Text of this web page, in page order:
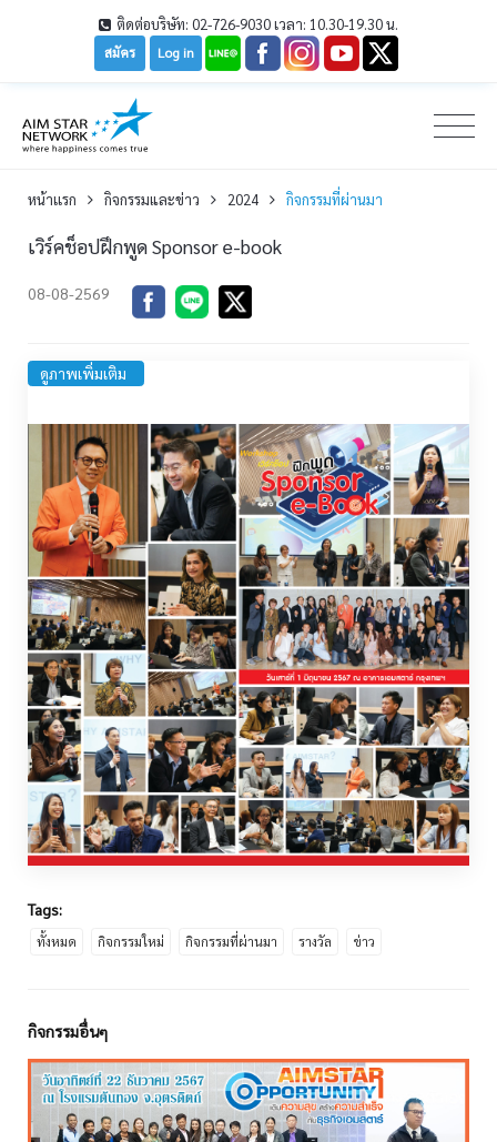
ติดต่อบริษัท: 02-726-9030 เวลา: 10.30-19.30 น.
Log in
สมัคร
หน้าเเรก กิจกรรมและข่าว 2024 กิจกรรมที่ผ่านมา
เวิร์คช็อปฝึกพูด Sponsor e-book
08-08-2569
ดูภาพเพิ่มเติม
Tags:
ทั้งหมด กิจกรรมใหม่ กิจกรรมที่ผ่านมา รางวัล ข่าว
กิจกรรมอื่นๆ